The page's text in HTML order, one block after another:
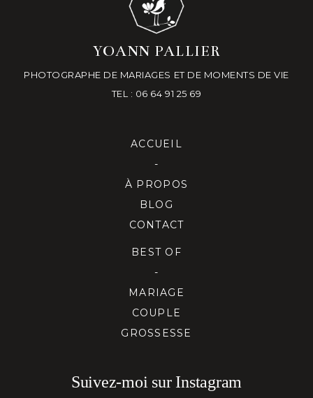
YOANN PALLIER
PHOTOGRAPHE DE MARIAGES ET DE MOMENTS DE VIE
TEL : 06 64 91 25 69
ACCUEIL
-
À PROPOS
BLOG
CONTACT
BEST OF
-
MARIAGE
COUPLE
GROSSESSE
Suivez-moi sur Instagram